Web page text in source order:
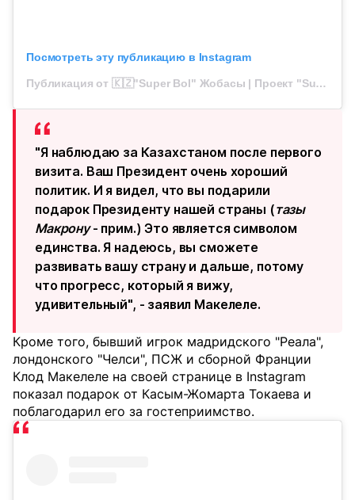
Посмотреть эту публикацию в Instagram
Публикация от 🇰🇿"Super Bol" Жобасы | Проект "Super Bol" (@superbol.kz)
"Я наблюдаю за Казахстаном после первого
визита. Ваш Президент очень хороший
политик. И я видел, что вы подарили
подарок Президенту нашей страны (тазы
Макрону- прим.) Это является символом
единства. Я надеюсь, вы сможете
развивать вашу страну и дальше, потому
что прогресс, который я вижу,
удивительный", - заявил Макелеле.
Кроме того, бывший игрок мадридского "Реала",
лондонского "Челси", ПСЖ и сборной Франции
Клод Макелеле на своей странице в Instagram
показал подарок от Касым-Жомарта Токаева и
поблагодарил его за гостеприимство.